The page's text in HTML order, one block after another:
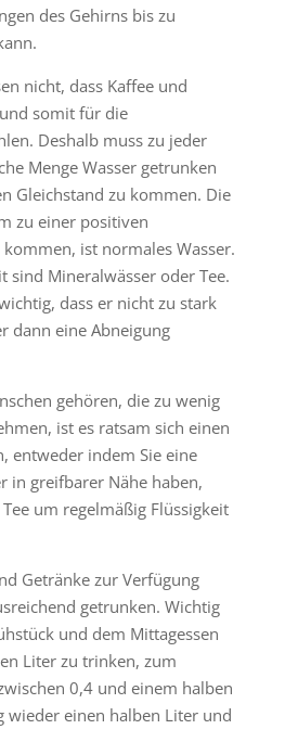
des Gehirns bis zu
nicht, dass Kaffee und
somit für die
Deshalb muss zu jeder
Menge Wasser getrunken
Gleichstand zu kommen. Die
zu einer positiven
ist normales Wasser.
sind Mineralwässer oder Tee.
dass er nicht zu stark
dann eine Abneigung
gehören, die zu wenig
ist es ratsam sich einen
entweder indem Sie eine
in greifbarer Nähe haben,
um regelmäßig Flüssigkeit
Getränke zur Verfügung
getrunken. Wichtig
und dem Mittagessen
Liter zu trinken, zum
0,4 und einem halben
wieder einen halben Liter und